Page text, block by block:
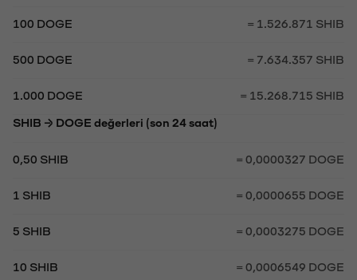
100 DOGE = 1.526.871 SHIB
500 DOGE = 7.634.357 SHIB
1.000 DOGE = 15.268.715 SHIB
SHIB → DOGE değerleri (son 24 saat)
0,50 SHIB = 0,0000327 DOGE
1 SHIB = 0,0000655 DOGE
5 SHIB = 0,0003275 DOGE
10 SHIB = 0,0006549 DOGE